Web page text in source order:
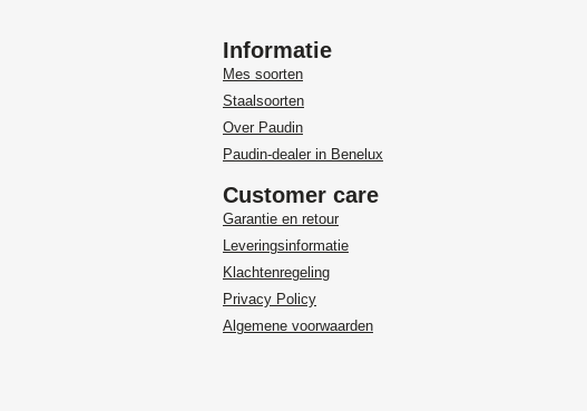
Informatie
Mes soorten
Staalsoorten
Over Paudin
Paudin-dealer in Benelux
Customer care
Garantie en retour
Leveringsinformatie
Klachtenregeling
Privacy Policy
Algemene voorwaarden